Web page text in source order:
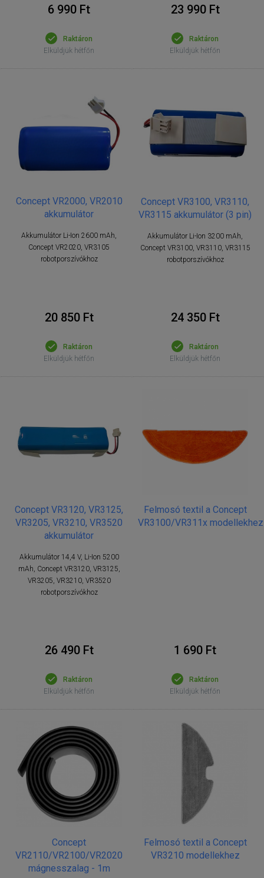
6 990 Ft
Raktáron
Elküldjük hétfőn
23 990 Ft
Raktáron
Elküldjük hétfőn
Concept VR2000, VR2010
akkumulátor
Akkumulátor Li-Ion 2600 mAh,
Concept VR2020, VR3105
robotporszívókhoz
20 850 Ft
Raktáron
Elküldjük hétfőn
Concept VR3100, VR3110,
VR3115 akkumulátor (3 pin)
Akkumulátor Li-Ion 3200 mAh,
Concept VR3100, VR3110, VR3115
robotporszívókhoz
24 350 Ft
Raktáron
Elküldjük hétfőn
Concept VR3120, VR3125,
VR3205, VR3210, VR3520
akkumulátor
Akkumulátor 14,4 V, Li-Ion 5200
mAh, Concept VR3120, VR3125,
VR3205, VR3210, VR3520
robotporszívókhoz
26 490 Ft
Raktáron
Elküldjük hétfőn
Felmosó textil a Concept
VR3100/VR311x modellekhez
1 690 Ft
Raktáron
Elküldjük hétfőn
Concept
VR2110/VR2100/VR2020
mágnesszalag - 1m
Felmosó textil a Concept
VR3210 modellekhez